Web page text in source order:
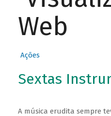
Web
Ações
Sextas
A música erudita sempre